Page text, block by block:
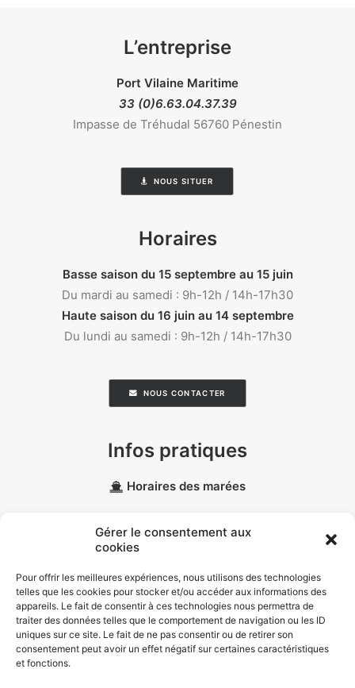
Gérer le consentement aux
cookies
Pour offrir les meilleures expériences, nous utilisons des technologies
telles que les cookies pour stocker et/ou accéder aux informations des
appareils. Le fait de consentir à ces technologies nous permettra de
traiter des données telles que le comportement de navigation ou les ID
uniques sur ce site. Le fait de ne pas consentir ou de retirer son
consentement peut avoir un effet négatif sur certaines caractéristiques
et fonctions.
L’entreprise
Port Vilaine Maritime
33 (0)6.63.04.37.39
Impasse de Tréhudal 56760 Pénestin
NOUS SITUER
Horaires
Basse saison du 15 septembre au 15 juin
Du mardi au samedi : 9h-12h / 14h-17h30
Haute saison du 16 juin au 14 septembre
Du lundi au samedi : 9h-12h / 14h-17h30
NOUS CONTACTER
Infos pratiques
Horaires des marées
Données personnelles
Politique de confidentialité
Politique de cookies (EU)